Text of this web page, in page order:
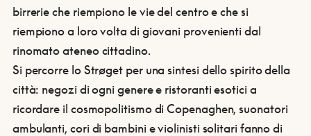
birrerie che riempiono le vie del centro e che si
riempiono a loro volta di giovani provenienti dal
rinomato ateneo cittadino.
Si percorre lo Strøget per una sintesi dello spirito della
città: negozi di ogni genere e ristoranti esotici a
ricordare il cosmopolitismo di Copenaghen, suonatori
ambulanti, cori di bambini e violinisti solitari fanno di